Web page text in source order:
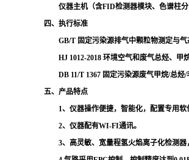
仪器主机（含FID检测器模块、色谱柱分
四、执行标准
GB/T 固定污染源排气中颗粒物测定与气
HJ 1012-2018 环境空气和废气总烃、甲
DB 11/T 1367 固定污染源废气甲烷/总烃/
五、产品特点
1、仪器操作便捷，智能化，配置专用软
2、仪器配有WI-FI通讯。
3、高灵敏、宽量程氢火焰离子化检测器